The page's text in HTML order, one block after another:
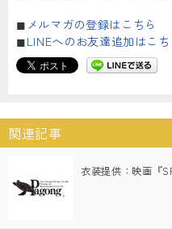
◼︎メルマガの登録はこちら
◼︎LINEへのお友達追加はこち
関連記事
衣装提供：映画『